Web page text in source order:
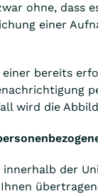
ohne, dass
einer
bereits
wird die
innerhalb der